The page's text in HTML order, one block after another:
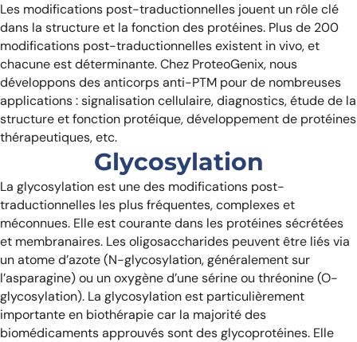
Les modifications post-traductionnelles jouent un rôle clé
dans la structure et la fonction des protéines. Plus de 200
modifications post-traductionnelles existent in vivo, et
chacune est déterminante. Chez ProteoGenix, nous
développons des anticorps anti-PTM pour de nombreuses
applications : signalisation cellulaire, diagnostics, étude de la
structure et fonction protéique, développement de protéines
thérapeutiques, etc.
Glycosylation
La glycosylation est une des modifications post-
traductionnelles les plus fréquentes, complexes et
méconnues. Elle est courante dans les protéines sécrétées
et membranaires. Les oligosaccharides peuvent être liés via
un atome d’azote (N-glycosylation, généralement sur
l’asparagine) ou un oxygène d’une sérine ou thréonine (O-
glycosylation). La glycosylation est particulièrement
importante en biothérapie car la majorité des
biomédicaments approuvés sont des glycoprotéines. Elle